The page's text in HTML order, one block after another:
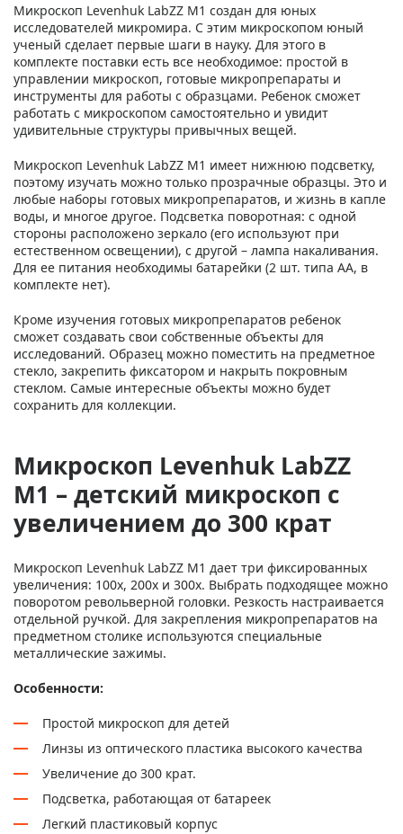
Микроскоп Levenhuk LabZZ M1 создан для юных
исследователей микромира. С этим микроскопом юный
ученый сделает первые шаги в науку. Для этого в
комплекте поставки есть все необходимое: простой в
управлении микроскоп, готовые микропрепараты и
инструменты для работы с образцами. Ребенок сможет
работать с микроскопом самостоятельно и увидит
удивительные структуры привычных вещей.
Микроскоп Levenhuk LabZZ M1 имеет нижнюю подсветку,
поэтому изучать можно только прозрачные образцы. Это и
любые наборы готовых микропрепаратов, и жизнь в капле
воды, и многое другое. Подсветка поворотная: с одной
стороны расположено зеркало (его используют при
естественном освещении), с другой – лампа накаливания.
Для ее питания необходимы батарейки (2 шт. типа АА, в
комплекте нет).
Кроме изучения готовых микропрепаратов ребенок
сможет создавать свои собственные объекты для
исследований. Образец можно поместить на предметное
стекло, закрепить фиксатором и накрыть покровным
стеклом. Самые интересные объекты можно будет
сохранить для коллекции.
Микроскоп Levenhuk LabZZ
M1 – детский микроскоп с
увеличением до 300 крат
Микроскоп Levenhuk LabZZ M1 дает три фиксированных
увеличения: 100х, 200х и 300х. Выбрать подходящее можно
поворотом револьверной головки. Резкость настраивается
отдельной ручкой. Для закрепления микропрепаратов на
предметном столике используются специальные
металлические зажимы.
Особенности:
Простой микроскоп для детей
Линзы из оптического пластика высокого качества
Увеличение до 300 крат.
Подсветка, работающая от батареек
Легкий пластиковый корпус